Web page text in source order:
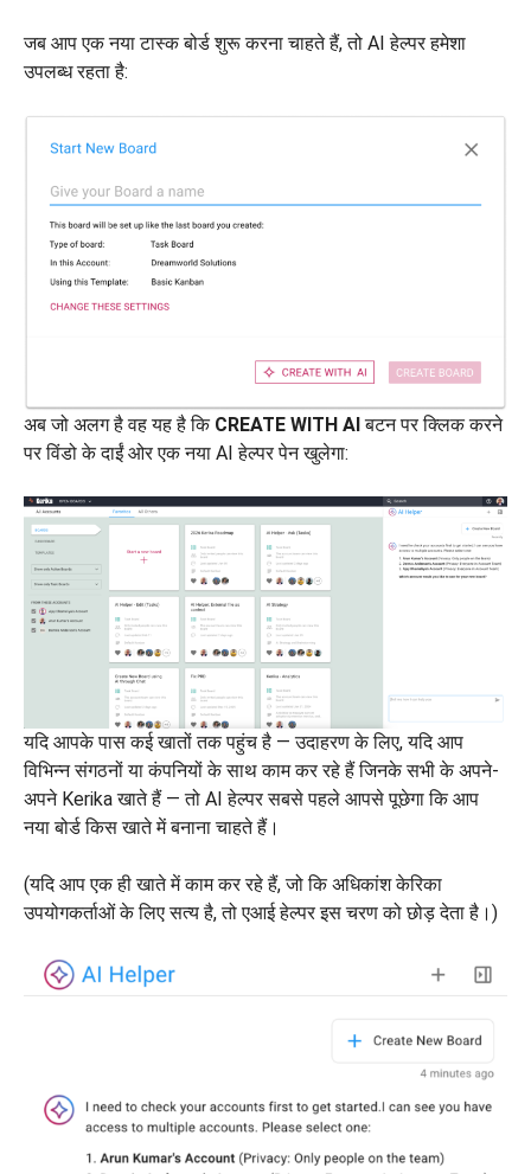
जब आप एक नया टास्क बोर्ड शुरू करना चाहते हैं, तो AI हेल्पर हमेशा
उपलब्ध रहता है:
अब जो अलग है वह यह है कि CREATE WITH AIबटन पर क्लिक करने
पर विंडो के दाईं ओर एक नया AI हेल्पर पेन खुलेगा:
यदि आपके पास कई खातों तक पहुंच है — उदाहरण के लिए, यदि आप
विभिन्न संगठनों या कंपनियों के साथ काम कर रहे हैं जिनके सभी के अपने-
अपने Kerika खाते हैं — तो AI हेल्पर सबसे पहले आपसे पूछेगा कि आप
नया बोर्ड किस खाते में बनाना चाहते हैं।
(यदि आप एक ही खाते में काम कर रहे हैं, जो कि अधिकांश केरिका
उपयोगकर्ताओं के लिए सत्य है, तो एआई हेल्पर इस चरण को छोड़ देता है।)